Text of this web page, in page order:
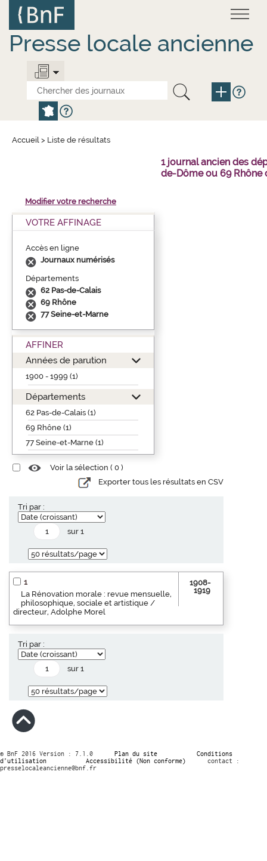
contenu
principal
Presse locale ancienne
Accueil > Liste de résultats
1 journal ancien des
de-Dôme ou 69 Rhône
Modifier votre recherche
VOTRE AFFINAGE
Accès en ligne
Journaux numérisés
Départements
62 Pas-de-Calais
69 Rhône
77 Seine-et-Marne
AFFINER
Années de parution
1900 - 1999 (1)
Départements
62 Pas-de-Calais (1)
69 Rhône (1)
77 Seine-et-Marne (1)
Voir la sélection ( 0 )
Exporter tous les résultats en CSV
Tri par :
sur 1
1
La Rénovation morale : revue mensuelle,
philosophique, sociale et artistique /
directeur, Adolphe Morel
1908-
1919
Tri par :
sur 1
© BnF 2016 Version : 7.1.0 Plan du site
Conditions
d’utilisation
Accessibilité (Non conforme)
contact :
presselocaleancienne@bnf.fr
Panneau de gestion des cookies